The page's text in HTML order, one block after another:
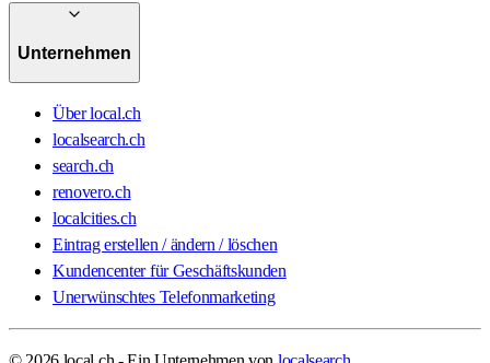
Unternehmen
Über local.ch
localsearch.ch
search.ch
renovero.ch
localcities.ch
Eintrag erstellen / ändern / löschen
Kundencenter für Geschäftskunden
Unerwünschtes Telefonmarketing